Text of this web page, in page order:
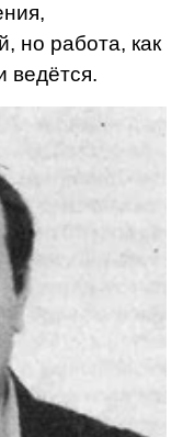
но работа, как
ведётся.